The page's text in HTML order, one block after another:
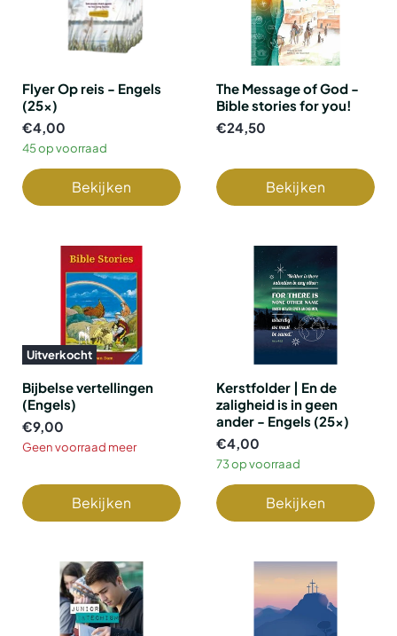
Flyer Op reis - Engels
(25x)
€4,00
45 op voorraad
Bekijken
The Message of God -
Bible stories for you!
€24,50
Bekijken
Uitverkocht
Bijbelse vertellingen
(Engels)
€9,00
Geen voorraad meer
Bekijken
Kerstfolder | En de
zaligheid is in geen
ander - Engels (25x)
€4,00
73 op voorraad
Bekijken